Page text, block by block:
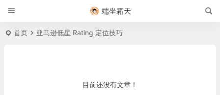
端坐霜天
首页 亚马逊低星 Rating 定位技巧
目前还没有文章！